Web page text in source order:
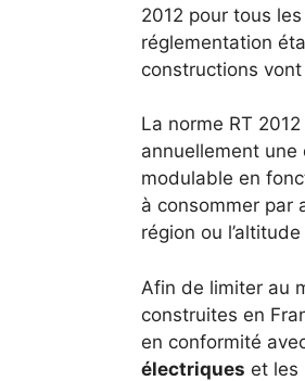
2012 pour tous
réglementation
constructions vont
La norme RT
annuellement une
modulable en
à consommer par
région ou
Afin de limiter au
construites en
en conformité
électriques et les